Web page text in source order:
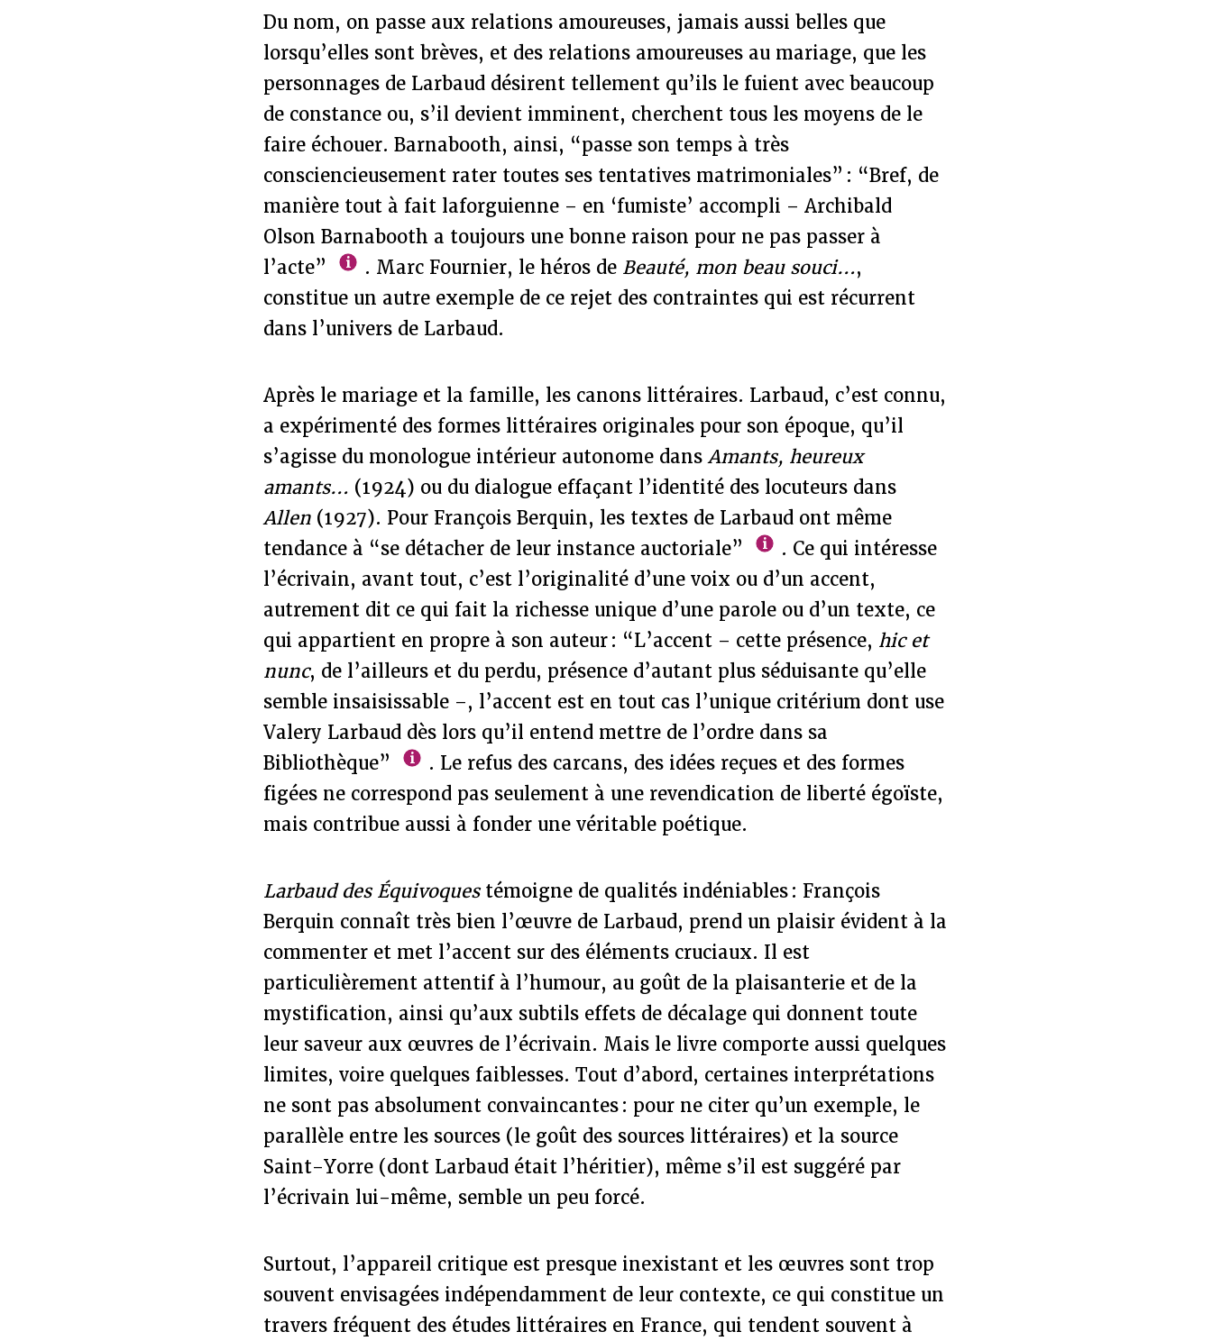
Du nom, on passe aux relations amoureuses, jamais aussi belles que
lorsqu’elles sont brèves, et des relations amoureuses au mariage, que les
personnages de Larbaud désirent tellement qu’ils le fuient avec beaucoup
de constance ou, s’il devient imminent, cherchent tous les moyens de le
faire échouer. Barnabooth, ainsi, “passe son temps à très
consciencieusement rater toutes ses tentatives matrimoniales” : “Bref, de
manière tout à fait laforguienne – en ‘fumiste’ accompli – Archibald
Olson Barnabooth a toujours une bonne raison pour ne pas passer à
l’acte”
. Marc Fournier, le héros de Beauté, mon beau souci…,
constitue un autre exemple de ce rejet des contraintes qui est récurrent
dans l’univers de Larbaud.
Après le mariage et la famille, les canons littéraires. Larbaud, c’est connu,
a expérimenté des formes littéraires originales pour son époque, qu’il
s’agisse du monologue intérieur autonome dansAmants, heureux
amants… (1924) ou du dialogue effaçant l’identité des locuteurs dans
Allen (1927). Pour François Berquin, les textes de Larbaud ont même
tendance à “se détacher de leur instance auctoriale”
. Ce qui intéresse
l’écrivain, avant tout, c’est l’originalité d’une voix ou d’un accent,
autrement dit ce qui fait la richesse unique d’une parole ou d’un texte, ce
qui appartient en propre à son auteur : “L’accent – cette présence, hic et
nunc, de l’ailleurs et du perdu, présence d’autant plus séduisante qu’elle
semble insaisissable –, l’accent est en tout cas l’unique critérium dont use
Valery Larbaud dès lors qu’il entend mettre de l’ordre dans sa
Bibliothèque”
. Le refus des carcans, des idées reçues et des formes
figées ne correspond pas seulement à une revendication de liberté égoïste,
mais contribue aussi à fonder une véritable poétique.
Larbaud des Équivoquestémoigne de qualités indéniables : François
Berquin connaît très bien l’œuvre de Larbaud, prend un plaisir évident à la
commenter et met l’accent sur des éléments cruciaux. Il est
particulièrement attentif à l’humour, au goût de la plaisanterie et de la
mystification, ainsi qu’aux subtils effets de décalage qui donnent toute
leur saveur aux œuvres de l’écrivain. Mais le livre comporte aussi quelques
limites, voire quelques faiblesses. Tout d’abord, certaines interprétations
ne sont pas absolument convaincantes : pour ne citer qu’un exemple, le
parallèle entre les sources (le goût des sources littéraires) et la source
Saint-Yorre (dont Larbaud était l’héritier), même s’il est suggéré par
l’écrivain lui-même, semble un peu forcé.
Surtout, l’appareil critique est presque inexistant et les œuvres sont trop
souvent envisagées indépendamment de leur contexte, ce qui constitue un
travers fréquent des études littéraires en France, qui tendent souvent à